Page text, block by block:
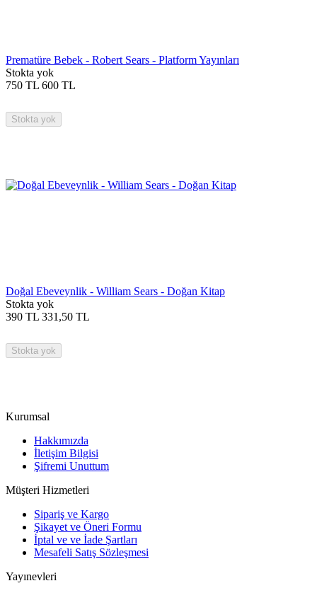
Prematüre Bebek - Robert Sears - Platform Yayınları
Stokta yok
750 TL 600 TL
Stokta yok
Doğal Ebeveynlik - William Sears - Doğan Kitap
Stokta yok
390 TL 331,50 TL
Stokta yok
Kurumsal
Hakkımızda
İletişim Bilgisi
Şifremi Unuttum
Müşteri Hizmetleri
Sipariş ve Kargo
Şikayet ve Öneri Formu
İptal ve ve İade Şartları
Mesafeli Satış Sözleşmesi
Yayınevleri